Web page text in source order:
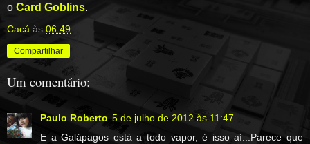
o Card Goblins.
Cacá às 06:49
Compartilhar
Um comentário:
Paulo Roberto 5 de julho de 2012 às 11:47
E a Galápagos está a todo vapor, é isso aí...Parece que